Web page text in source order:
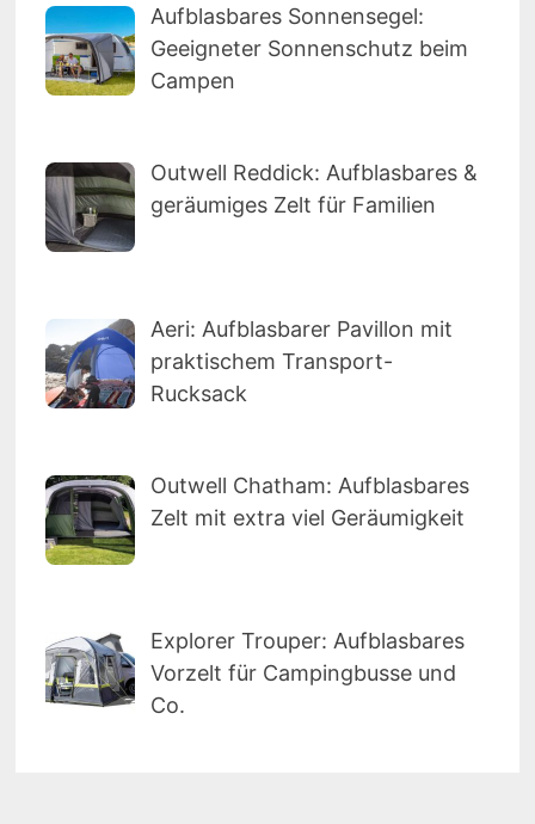
Aufblasbares Sonnensegel:
Geeigneter Sonnenschutz beim
Campen
Outwell Reddick: Aufblasbares &
geräumiges Zelt für Familien
Aeri: Aufblasbarer Pavillon mit
praktischem Transport-
Rucksack
Outwell Chatham: Aufblasbares
Zelt mit extra viel Geräumigkeit
Explorer Trouper: Aufblasbares
Vorzelt für Campingbusse und
Co.